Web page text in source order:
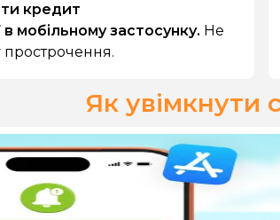
кредит
в мобільному застосунку. Не
прострочення.
Як увімкнути